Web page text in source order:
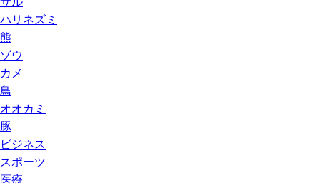
ハリネズミ
熊
ゾウ
カメ
鳥
オオカミ
豚
ビジネス
スポーツ
医療